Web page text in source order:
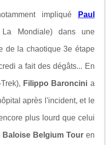
impliqué Paul
Mondiale) dans une
de la chaotique 3e étape
a fait des dégâts... En
Filippo Baroncini a
après l'incident, et le
plus lourd que celui
Baloise Belgium Touren